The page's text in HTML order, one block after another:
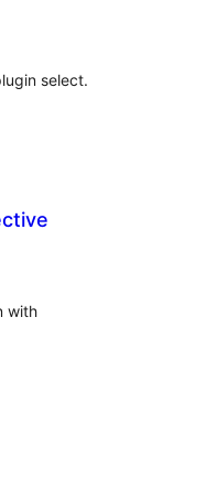
select.
with